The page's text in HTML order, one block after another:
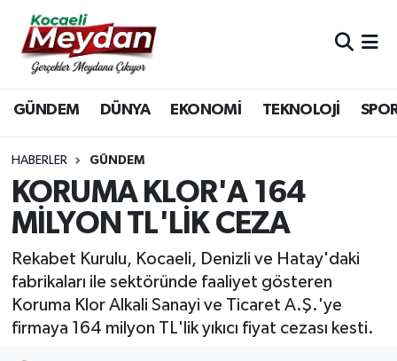
GÜNDEM DÜNYA EKONOMİ TEKNOLOJİ
HABERLER GÜNDEM
KORUMA KLOR'A 164
MİLYON TL'LİK CEZA
Rekabet Kurulu, Kocaeli, Denizli ve Hatay'daki
fabrikaları ile sektöründe faaliyet gösteren
Koruma Klor Alkali Sanayi ve Ticaret A.Ş.'ye
firmaya 164 milyon TL'lik yıkıcı fiyat cezası kesti.
Nöbetçi Eczaneler
Hava Durumu
Trafik Durumu
Süper Lig Puan Durumu ve Fikstür
Haber Arşivi